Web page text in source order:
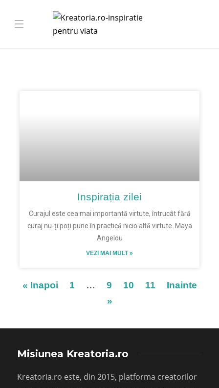
Inspirația zilei
Curajul este cea mai importantă virtute, întrucât fără
curaj nu-ți poți pune în practică nicio altă virtute. Maya
Angelou
VEZI MAI MULT »
« Inapoi 1 … 9 10 11
Inainte
»
Misiunea Kreatoria.ro
Kreatoria.ro este, din 2015, platforma creatorilor